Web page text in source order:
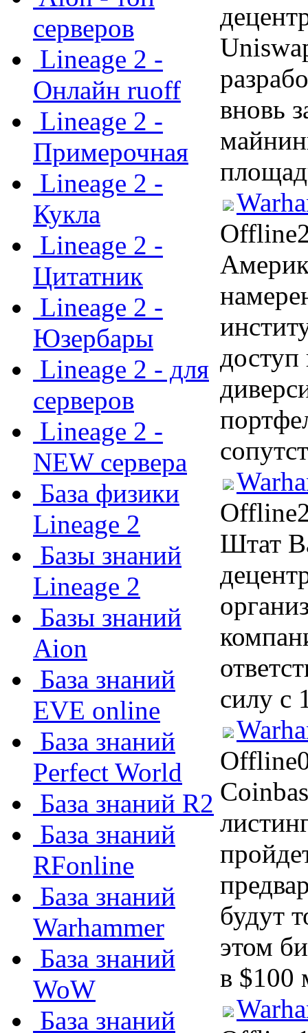
серверов
Lineage 2 -
Онлайн ruoff
Lineage 2 -
Примерочная
Lineage 2 -
Кукла
Lineage 2 -
Цитатник
Lineage 2 -
Юзербары
Lineage 2 - для
серверов
Lineage 2 -
NEW сервера
База физики
Lineage 2
Базы знаний
Lineage 2
Базы знаний
Aion
База знаний
EVE online
База знаний
Perfect World
База знаний R2
База знаний
RFonline
База знаний
Warhammer
База знаний
WoW
База знаний
вновь
Offline
Offline
Штат
силу с
Offline
будут
этом
в $100